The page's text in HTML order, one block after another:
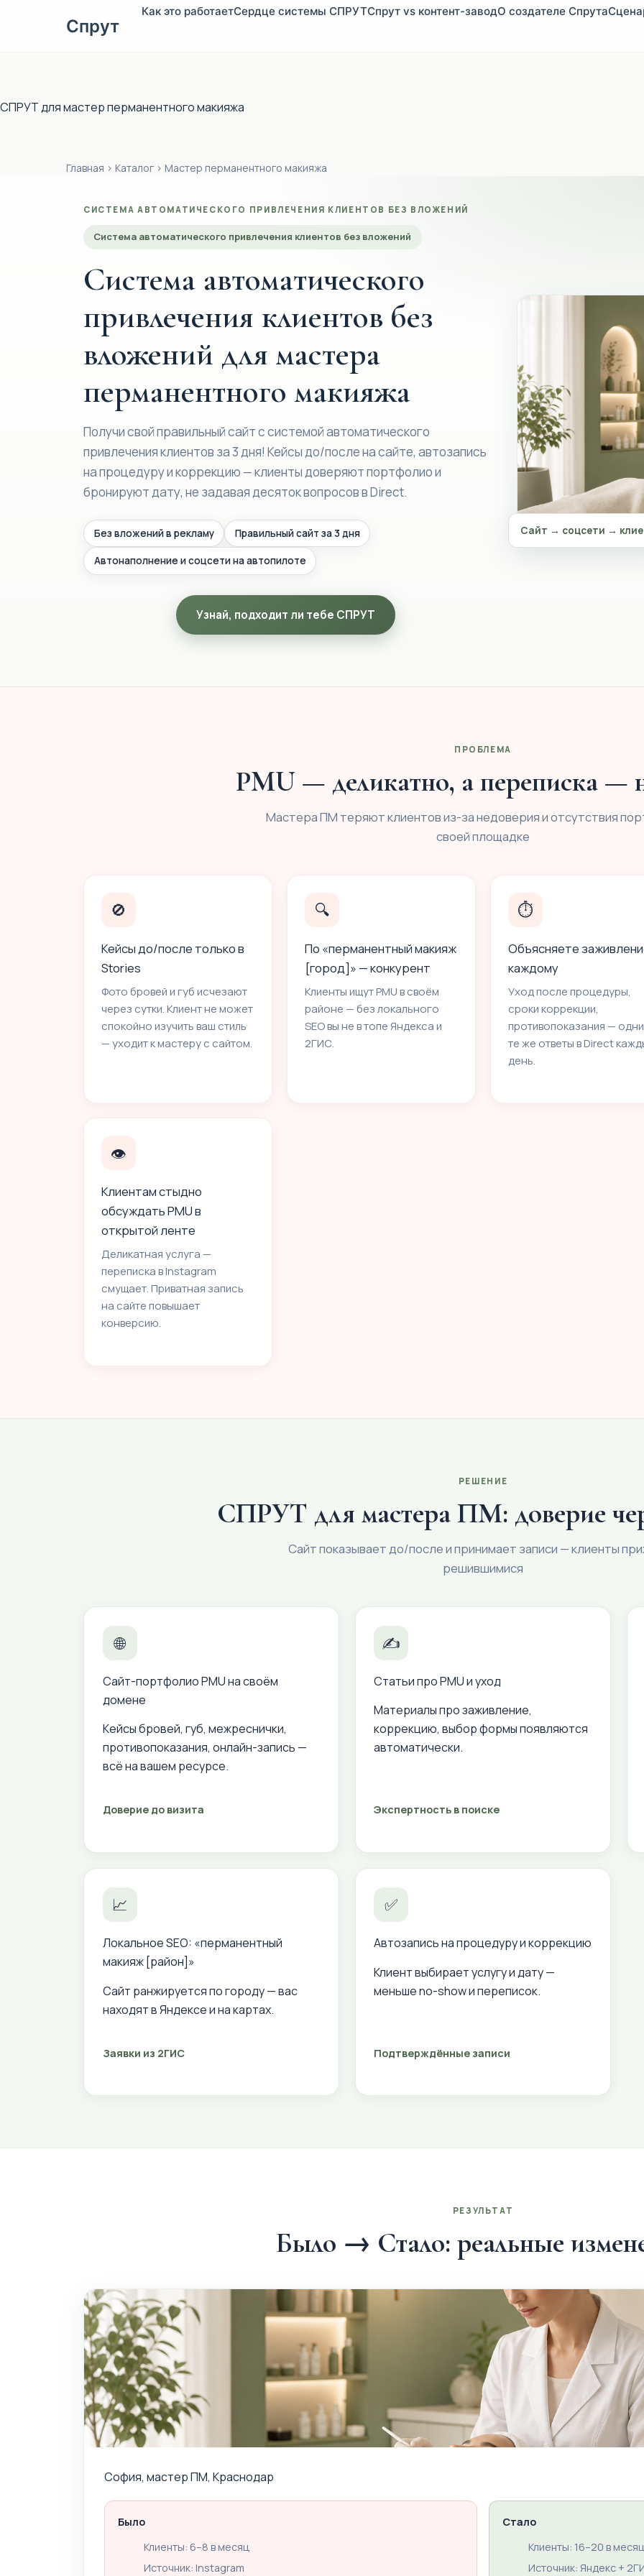
сути
СПРУТ для мастер перманентного макияжа
Спрут
Как это работаетСердце системы СПРУТСпрут vs контент-заводО создателе Спрута
Главная › Каталог › Мастер перманентного макияжа
СИСТЕМА АВТОМАТИЧЕСКОГО ПРИВЛЕЧЕНИЯ КЛИЕНТОВ БЕЗ ВЛОЖЕНИЙ
Система автоматического привлечения клиентов без вложений
Система автоматического
привлечения клиентов без
вложений для мастера
перманентного макияжа
Получи свой правильный сайт с системой автоматического
привлечения клиентов за 3 дня! Кейсы до/после на сайте, автозапись
на процедуру и коррекцию — клиенты доверяют портфолио и
бронируют дату, не задавая десяток вопросов в Direct.
Без вложений в рекламу Правильный сайт за 3 дня
Автонаполнение и соцсети на автопилоте
Узнай, подходит ли тебе СПРУТ
Сайт → соцсети →
ПРОБЛЕМА
PMU — деликатно, а переписка —
Мастера ПМ теряют клиентов из-за недоверия и отсутствия
своей площадке
🚫
Кейсы до/после только в
Stories
Фото бровей и губ исчезают
через сутки. Клиент не может
спокойно изучить ваш стиль
— уходит к мастеру с сайтом.
🔍
По «перманентный макияж
[город]» — конкурент
Клиенты ищут PMU в своём
районе — без локального
SEO вы не в топе Яндекса и
2ГИС.
⏱
Объясняете
каждому
Уход после процедуры,
сроки коррекции,
противопоказания —
те же ответы в Direct
день.
👁
Клиентам стыдно
обсуждать PMU в
открытой ленте
Деликатная услуга —
переписка в Instagram
смущает. Приватная запись
на сайте повышает
конверсию.
РЕШЕНИЕ
СПРУТ для мастера ПМ: доверие
Сайт показывает до/после и принимает записи — клиенты
решившимися
🌐
Сайт-портфолио PMU на своём
домене
Кейсы бровей, губ, межреснички,
противопоказания, онлайн-запись —
всё на вашем ресурсе.
Доверие до визита
✍
Статьи про PMU и уход
Материалы про заживление,
коррекцию, выбор формы появляются
автоматически.
Экспертность в поиске
📈
Локальное SEO: «перманентный
макияж [район]»
Сайт ранжируется по городу — вас
находят в Яндексе и на картах.
Заявки из 2ГИС
✅
Автозапись на процедуру и коррекцию
Клиент выбирает услугу и дату —
меньше no-show и переписок.
Подтверждённые записи
РЕЗУЛЬТАТ
Было → Стало: реальные
София, мастер ПМ, Краснодар
Было
Клиенты: 6–8 в месяц
Источник: Instagram
Стало
Клиенты: 16–20 в месяц
Источник: Яндекс +